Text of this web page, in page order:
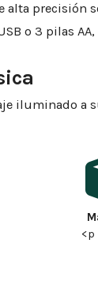
alta precisión
o 3 pilas
iluminado a
<p